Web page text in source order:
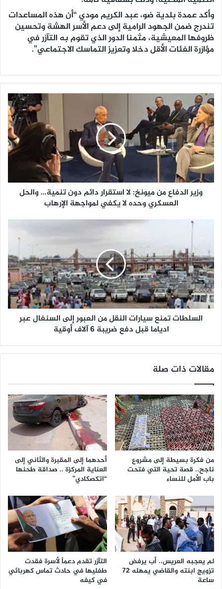
وأكد عمدة بلدية ضو، عبد الكريم مودي “أن هذه المساعدات
تندرج ضمن الجهود الرامية إلى دعم الأسر الهشة وتحسين
ظروفها المعيشية، مثمنا الدور الذي تقوم به التآزر في
مؤازرة الفئات الأقل دخلا وتعزيز التماسك الاجتماعي”.
وزير الدفاع من ميونخ: لا استقرار دائم دون تنمية… والحل
العسكري وحده لا يكفي لمواجهة الإرهاب
السلطات تمنع سيارات النقل من العبور إلى السنغال عبر
ادياما قبل دفع ضريبة 6 آلاف أوقية
مقالات ذات صلة
من فكرة بسيطة إلى مشروع
ناجح.. قصة تحية التي فتحت
باب الأمل للنساء
أحدهما إلى المقبرة والثاني إلى
العناية المركزة .. صداقة طحنها
“اتكصكادي”
لم يعجبه العريس.. أب يرفض
تزويج ابنته والقاضي يمهله 72
ساعة
التآزر تقدم دعماً لأسرة فقدت
طفليها في حادث تماس كهربائي
في كيفه